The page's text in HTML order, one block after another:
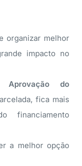
organizar melhor
impacto no
Aprovação do
fica mais
financiamento
a melhor opção